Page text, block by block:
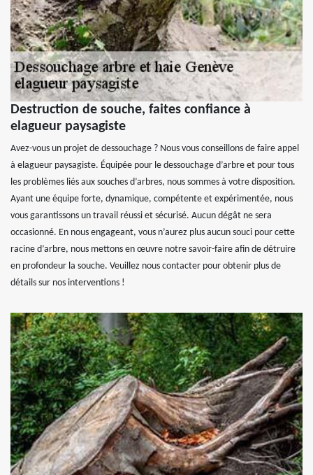
Destruction de souche, faites confiance à
elagueur paysagiste
Avez-vous un projet de dessouchage ? Nous vous conseillons de faire appel
à elagueur paysagiste. Équipée pour le dessouchage d’arbre et pour tous
les problèmes liés aux souches d’arbres, nous sommes à votre disposition.
Ayant une équipe forte, dynamique, compétente et expérimentée, nous
vous garantissons un travail réussi et sécurisé. Aucun dégât ne sera
occasionné. En nous engageant, vous n’aurez plus aucun souci pour cette
racine d’arbre, nous mettons en œuvre notre savoir-faire afin de détruire
en profondeur la souche. Veuillez nous contacter pour obtenir plus de
détails sur nos interventions !